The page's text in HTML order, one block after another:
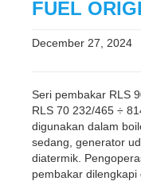
FUEL
December 27, 2024
Seri pembakar RLS
RLS 70 232/465 ÷
digunakan dalam
sedang, generator
diatermik.
pembakar dilengkapi